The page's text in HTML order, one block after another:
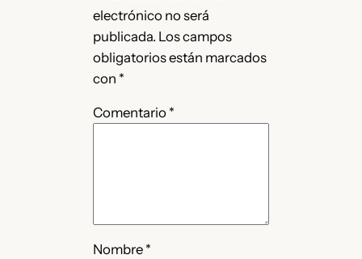
electrónico no será
publicada. Los campos
obligatorios están marcados
con *
Comentario *
Nombre *